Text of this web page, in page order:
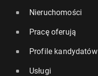
Nieruchomości
Pracę oferują
Profile kandydatów
Usługi